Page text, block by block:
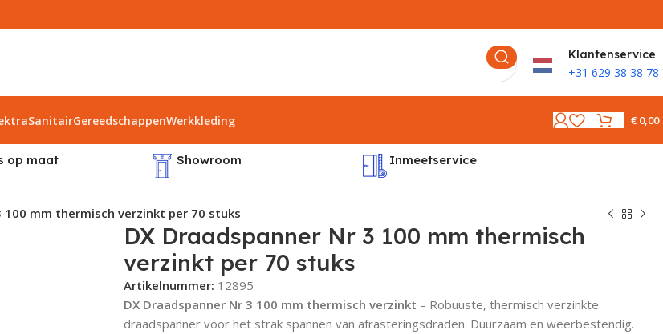
Klantenservice
+31 629 38 38 78
SanitairGereedschappenWerkkleding €0,00
op maat Showroom Inmeetservice
100 mm thermisch verzinkt per 70 stuks
DX Draadspanner Nr 3 100 mm thermisch
verzinkt per 70 stuks
Artikelnummer: 12895
DX Draadspanner Nr 3 100 mm thermisch verzinkt – Robuuste, thermisch verzinkte
draadspanner voor het strak spannen van afrasteringsdraden. Duurzaam en weerbestendig.